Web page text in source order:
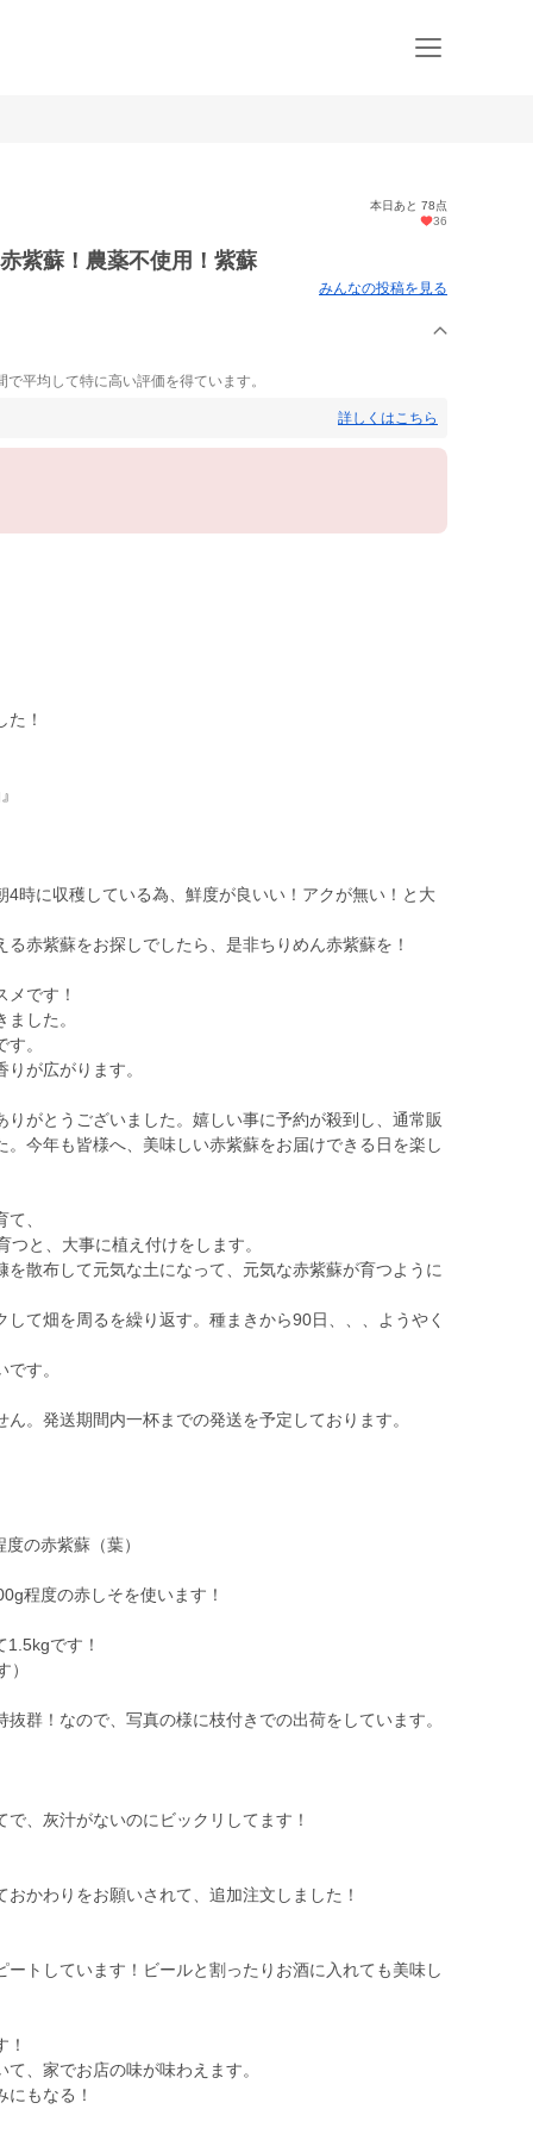
本日あと 78点
36
紫蘇！農薬不使用！紫蘇
みんなの投稿を見る
平均して特に高い評価を得ています。
詳しくはこちら
！
時に収穫している為、鮮度が良いい！アクが無い！と大
赤紫蘇をお探しでしたら、是非ちりめん赤紫蘇を！
です！
した。
。
が広がります。
がとうございました。嬉しい事に予約が殺到し、通常販
今年も皆様へ、美味しい赤紫蘇をお届けできる日を楽し
、
と、大事に植え付けをします。
散布して元気な土になって、元気な赤紫蘇が育つように
て畑を周るを繰り返す。種まきから90日、、、ようやく
す。
。発送期間内一杯までの発送を予定しております。
の赤紫蘇（葉）
程度の赤しそを使います！
です！
）
群！なので、写真の様に枝付きでの出荷をしています。
、灰汁がないのにビックリしてます！
かわりをお願いされて、追加注文しました！
トしています！ビールと割ったりお酒に入れても美味し
、家でお店の味が味わえます。
もなる！